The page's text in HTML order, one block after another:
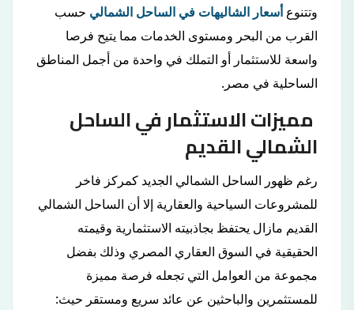
وتتنوعأسعار الشاليهات في الساحل الشمالي حسب
القرب من البحر ومستوى الخدمات مما يتيح فرصا
واسعة للاستثمار أو التملك في واحدة من أجمل المناطق
الساحلية في مصر.
مميزات الاستثمار في الساحل
الشمالي القديم
رغم ظهور الساحل الشمالي الجديد كمركز فاخر
للمشروعات السياحية والعقارية إلا أن الساحل الشمالي
القديم مازال يحتفظ بجاذبيته الاستثمارية وقيمته
الحقيقية في السوق العقاري المصري وذلك بفضل
مجموعة من العوامل التي تجعله فرصة مميزة
للمستثمرين والباحثين عن عائد سريع ومستقر حيث: